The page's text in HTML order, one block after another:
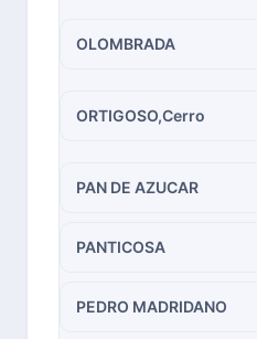
OLOMBRADA
ORTIGOSO,Cerro
PAN DE AZUCAR
PANTICOSA
PEDRO MADRIDANO